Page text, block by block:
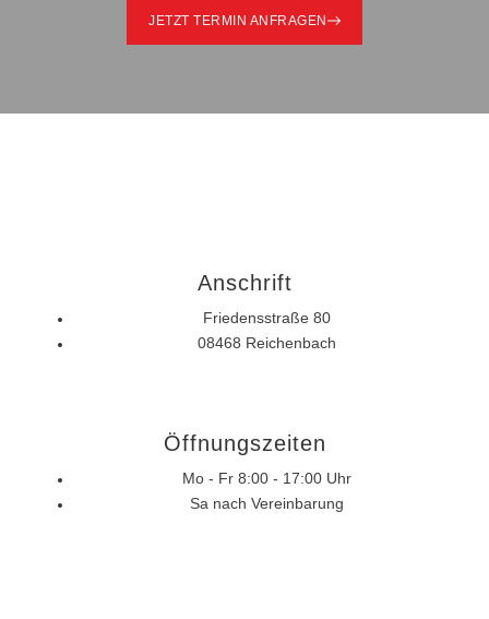
JETZT TERMIN ANFRAGEN
Anschrift
Friedensstraße 80
08468 Reichenbach
Öffnungszeiten
Mo - Fr 8:00 - 17:00 Uhr
Sa nach Vereinbarung